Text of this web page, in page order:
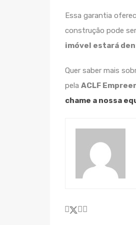
Essa garantia
construção pode
imóvel estará
Quer saber mais
pela ACLF
chame a nossa